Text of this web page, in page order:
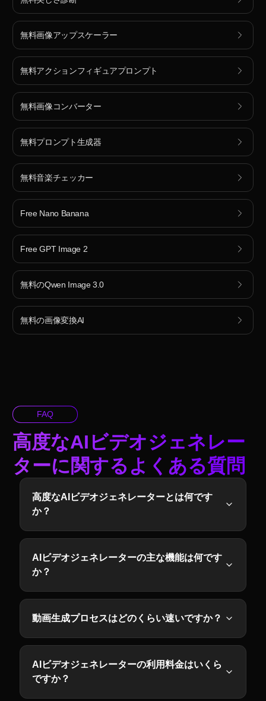
無料画像アップスケーラー
無料アクションフィギュアプロンプト
無料画像コンバーター
無料プロンプト生成器
無料音楽チェッカー
Free Nano Banana
Free GPT Image 2
無料のQwen Image 3.0
無料の画像変換AI
FAQ
高度なAIビデオジェネレー
ターに関するよくある質問
高度なAIビデオジェネレーターとは何です
か？
AIビデオジェネレーターの主な機能は何です
か？
動画生成プロセスはどのくらい速いですか？
AIビデオジェネレーターの利用料金はいくら
ですか？